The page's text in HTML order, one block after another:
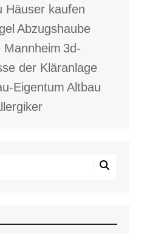
Häuser kaufen
Abzugshaube
Mannheim 3d-
der Kläranlage
Eigentum Altbau